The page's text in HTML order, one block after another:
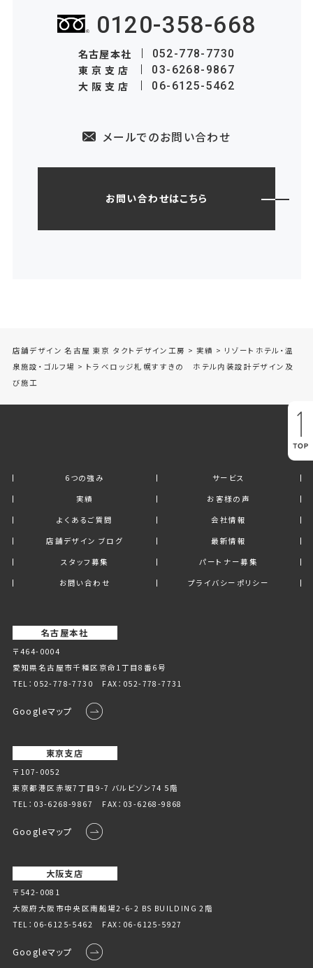
0120-358-668
名古屋本社 052-778-7730
東京支店 03-6268-9867
大阪支店 06-6125-5462
メールでのお問い合わせ
お問い合わせはこちら
店舗デザイン 名古屋 東京 タクトデザイン工房 > 実績 > リゾートホテル・温
泉施設・ゴルフ場 > トラベロッジ札幌すすきの ホテル内装設計デザイン及
び施工
6つの強み
サービス
実績
お客様の声
よくあるご質問
会社情報
店舗デザイン ブログ
最新情報
スタッフ募集
パートナー募集
お問い合わせ
プライバシーポリシー
名古屋本社
〒464-0004
愛知県名古屋市千種区京命1丁⽬8番6号
TEL： 052-778-7730 FAX：052-778-7731
Googleマップ
東京支店
〒107-0052
東京都港区赤坂7丁目9-7 バルビゾン74 5階
TEL： 03-6268-9867 FAX：03-6268-9868
Googleマップ
大阪支店
〒542-0081
大阪府大阪市中央区南船場2-6-2 BS BUILDING 2階
TEL： 06-6125-5462 FAX：06-6125-5927
Googleマップ